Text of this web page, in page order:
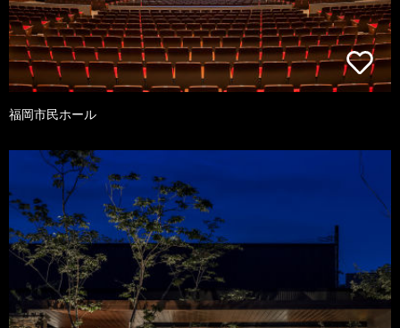
福岡市民ホール